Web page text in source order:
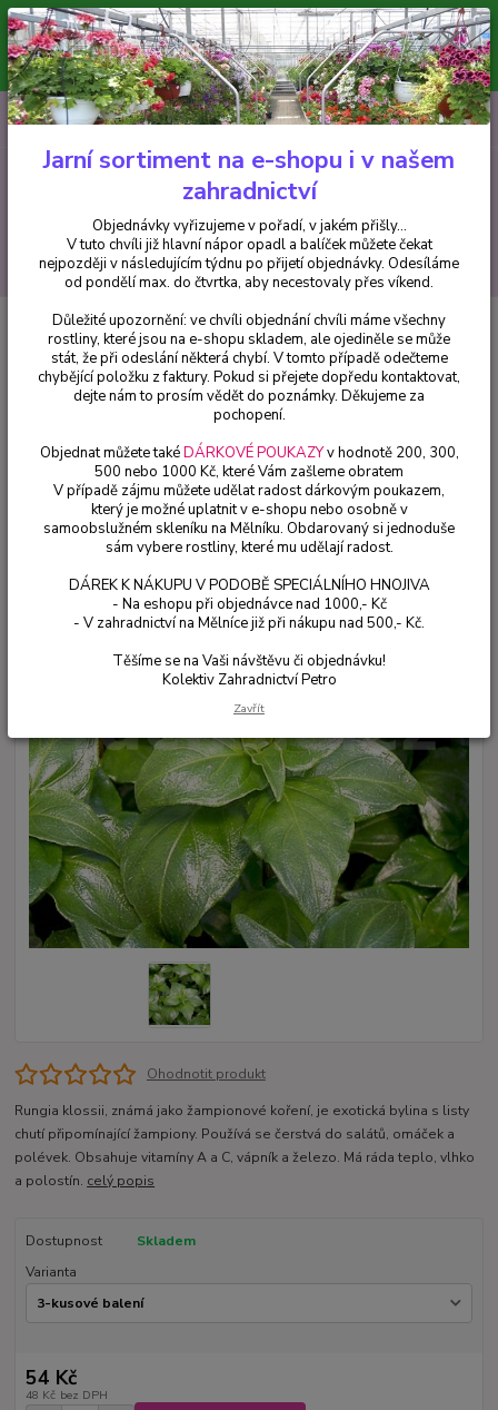
Minimální hodnota pro odeslání z e-shopu je 300 Kč.
V tuto chvíli již hlavní nápor objednávek opadl a balíček můžete čekat
nejpozději v následujícím týdnu po přijetí objednávky. Objednávky
vyřizujeme v pořadí, v jakém přišly...
CZK
Hledat
+420 602 223 614 0ks
za0 Kč
Bylinky a léčivky
Žampionové koření (Rungia klossi) - cena za kus
v 3-kusovém balení
Žampionové koření (Rungia
klossi) - cena za kus v 3-kusovém
balení
Ohodnotit produkt
Rungia klossii, známá jako žampionové koření, je exotická bylina s listy
chutí připomínající žampiony. Používá se čerstvá do salátů, omáček a
polévek. Obsahuje vitamíny A a C, vápník a železo. Má ráda teplo, vlhko
a polostín. celý popis
Dostupnost
Skladem
Varianta
54 Kč
48 Kč bez DPH
Jarní sortiment na e-shopu i v našem
zahradnictví
Objednávky vyřizujeme v pořadí, v jakém přišly...
V tuto chvíli již hlavní nápor opadl a balíček můžete čekat
nejpozději v následujícím týdnu po přijetí objednávky. Odesíláme
od pondělí max. do čtvrtka, aby necestovaly přes víkend.
Důležité upozornění: ve chvíli objednání chvíli máme všechny
rostliny, které jsou na e-shopu skladem, ale ojediněle se může
stát, že při odeslání některá chybí. V tomto případě odečteme
chybějící položku z faktury. Pokud si přejete dopředu kontaktovat,
dejte nám to prosím vědět do poznámky. Děkujeme za
pochopení.
Objednat můžete takéDÁRKOVÉ POUKAZYv hodnotě 200, 300,
500 nebo 1000 Kč, které Vám zašleme obratem
V případě zájmu můžete udělat radost dárkovým poukazem,
který je možné uplatnit v e-shopu nebo osobně v
samoobslužném skleníku na Mělníku. Obdarovaný si jednoduše
sám vybere rostliny, které mu udělají radost.
DÁREK K NÁKUPU V PODOBĚ SPECIÁLNÍHO HNOJIVA
- Na eshopu při objednávce nad 1000,- Kč
- V zahradnictví na Mělníce již při nákupu nad 500,- Kč.
Těšíme se na Vaši návštěvu či objednávku!
Kolektiv Zahradnictví Petro
Zavřít